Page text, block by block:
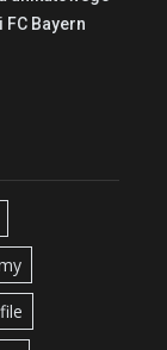
Bayern